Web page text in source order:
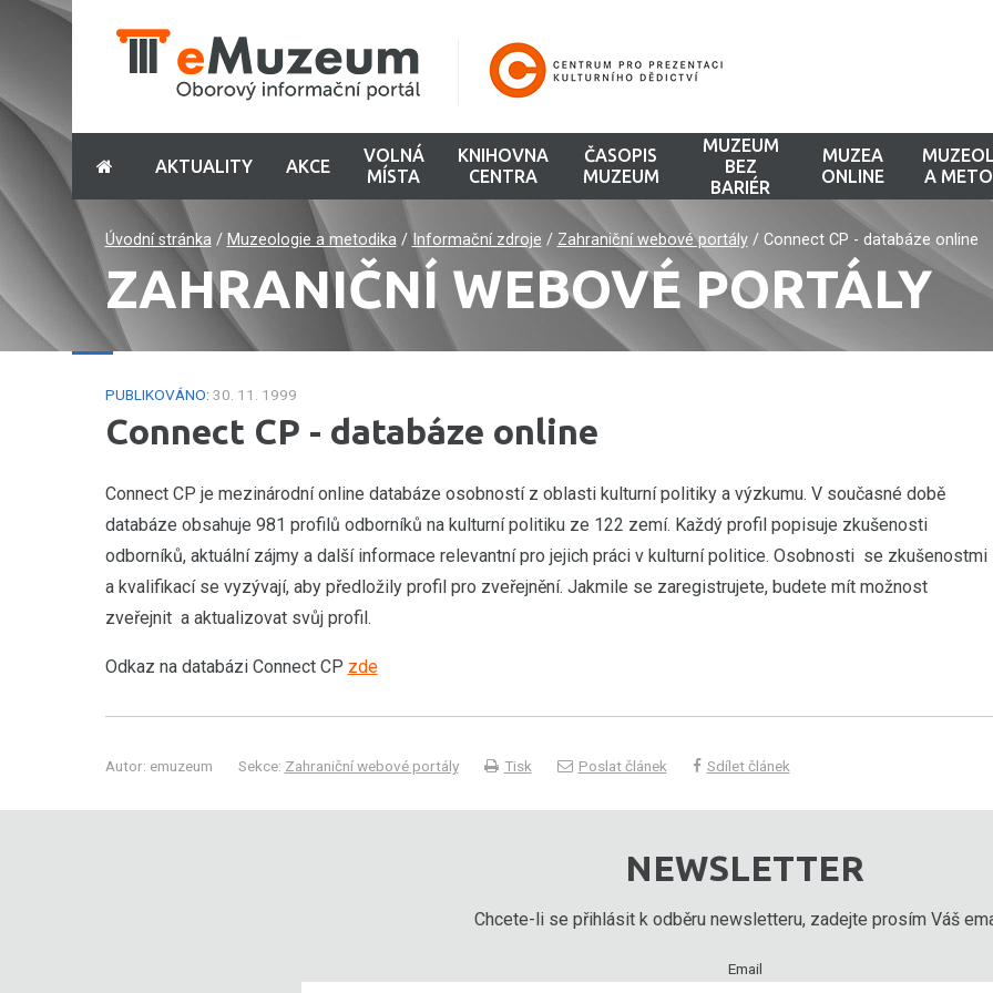
AKTUALITY AKCE
VOLNÁ
MÍSTA
KNIHOVNA
CENTRA
ČASOPIS
MUZEUM
MUZEUM
BEZ
BARIÉR
MUZEA
ONLINE
A
Úvodní stránka/ Muzeologie a metodika/ Informační zdroje / Zahraniční webové portály/ Connect CP - databáze online
ZAHRANIČNÍ WEBOVÉ PORTÁLY
PUBLIKOVÁNO: 30. 11. 1999
Connect CP - databáze online
Connect CP je mezinárodní online databáze osobností z oblasti kulturní politiky a výzkumu. V současné době
databáze obsahuje 981 profilů odborníků na kulturní politiku ze 122 zemí. Každý profil popisuje zkušenosti
odborníků, aktuální zájmy a další informace relevantní pro jejich práci v kulturní politice. Osobnosti se zkušenostmi
a kvalifikací se vyzývají, aby předložily profil pro zveřejnění. Jakmile se zaregistrujete, budete mít možnost
zveřejnit a aktualizovat svůj profil.
Odkaz na databázi Connect CP zde
Autor: emuzeum Sekce: Zahraniční webové portály Tisk Poslat článek Sdílet článek
NEWSLETTER
Chcete-li se přihlásit k odběru newsletteru, zadejte prosím Váš
Email